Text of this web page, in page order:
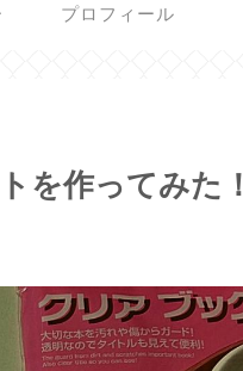
プロフィール
を作ってみた！